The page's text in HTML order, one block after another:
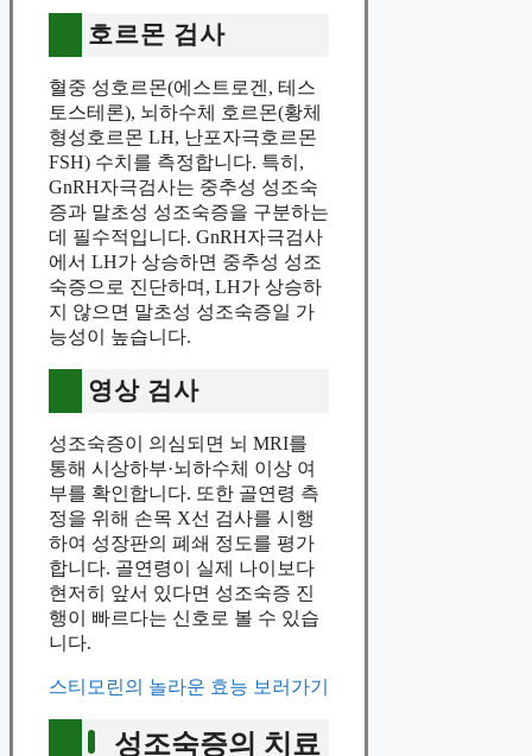
호르몬 검사
혈중 성호르몬(에스트로겐, 테스
토스테론), 뇌하수체 호르몬(황체
형성호르몬 LH, 난포자극호르몬
FSH) 수치를 측정합니다. 특히,
GnRH자극검사는 중추성 성조숙
증과 말초성 성조숙증을 구분하는
데 필수적입니다. GnRH자극검사
에서 LH가 상승하면 중추성 성조
숙증으로 진단하며, LH가 상승하
지 않으면 말초성 성조숙증일 가
능성이 높습니다.
영상 검사
성조숙증이 의심되면 뇌 MRI를
통해 시상하부·뇌하수체 이상 여
부를 확인합니다. 또한 골연령 측
정을 위해 손목 X선 검사를 시행
하여 성장판의 폐쇄 정도를 평가
합니다. 골연령이 실제 나이보다
현저히 앞서 있다면 성조숙증 진
행이 빠르다는 신호로 볼 수 있습
니다.
스티모린의 놀라운 효능 보러가기
성조숙증의 치료